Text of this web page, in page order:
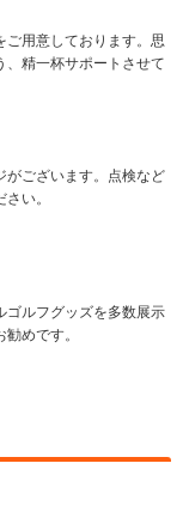
ご用意しております。思
、精一杯サポートさせて
がございます。点検など
い。
ゴルフグッズを多数展示
めです。